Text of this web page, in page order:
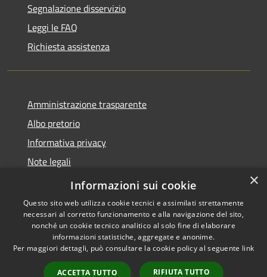
Segnalazione disservizio
Leggi le FAQ
Richiesta assistenza
Amministrazione trasparente
Albo pretorio
Informativa privacy
Note legali
Dichiarazione di accessibilità
Accessibilità
Copyright © 2026 • Comune di
Agugliano • Powered by
Municipium•
Accesso
×
Informazioni sui cookie
Questo sito web utilizza cookie tecnici e assimilati strettamente
necessari al corretto funzionamento e alla navigazione del sito,
nonché un cookie tecnico analitico al solo fine di elaborare
informazioni statistiche, aggregate e anonime.
Per maggiori dettagli, può consultare la cookie policy al seguente link
ACCETTA TUTTO RIFIUTA TUTTO